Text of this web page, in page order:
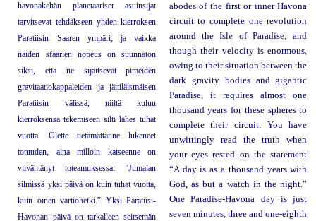
havonakehän planetaariset asuinsijat
tarvitsevat tehdäkseen yhden kierroksen
Paratiisin Saaren ympäri; ja vaikka
näiden sfäärien nopeus on suunnaton
siksi, että ne sijaitsevat pimeiden
gravitaatiokappaleiden ja jättiläismäisen
Paratiisin välissä, niiltä kuluu
kierroksensa tekemiseen silti lähes tuhat
vuotta. Olette tietämättänne lukeneet
totuuden, aina milloin katseenne on
viivähtänyt toteamuksessa: ”Jumalan
silmissä yksi päivä on kuin tuhat vuotta,
kuin öinen vartiohetki.” Yksi Paratiisi-
Havonan päivä on tarkalleen seitsemän
abodes of the first or inner Havona
circuit to complete one revolution
around the Isle of Paradise; and
though their velocity is enormous,
owing to their situation between the
dark gravity bodies and gigantic
Paradise, it requires almost one
thousand years for these spheres to
complete their circuit. You have
unwittingly read the truth when
your eyes rested on the statement
“A day is as a thousand years with
God, as but a watch in the night.”
One Paradise-Havona day is just
seven minutes, three and one-eighth